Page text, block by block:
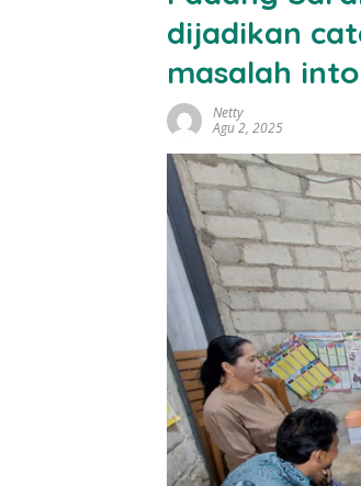
dijadikan
masalah
Netty
Agu 2, 2025